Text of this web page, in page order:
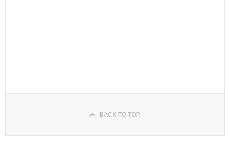
BACK TO TOP